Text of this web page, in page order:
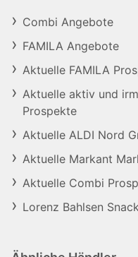
Combi Angebote
FAMILA Angebote
Aktuelle FAMILA
Aktuelle aktiv und
Prospekte
Aktuelle ALDI Nord
Aktuelle Markant
Aktuelle Combi
Lorenz Bahlsen